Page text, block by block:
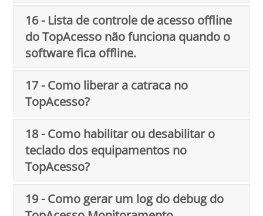
16 - Lista de controle de acesso offline
do TopAcesso não funciona quando o
software fica offline.
17 - Como liberar a catraca no
TopAcesso?
18 - Como habilitar ou desabilitar o
teclado dos equipamentos no
TopAcesso?
19 - Como gerar um log do debug do